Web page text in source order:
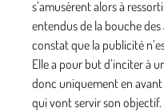
s’amusèrent alors à
entendus de la bouche
constat que la publicité
Elle a pour but d’inciter à
donc uniquement en
qui vont servir son